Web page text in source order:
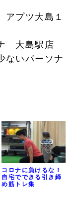
プツ大島１
大島駅店
ないパーソナ
コロナに負けるな！
自宅でできる引き締
め筋トレ集